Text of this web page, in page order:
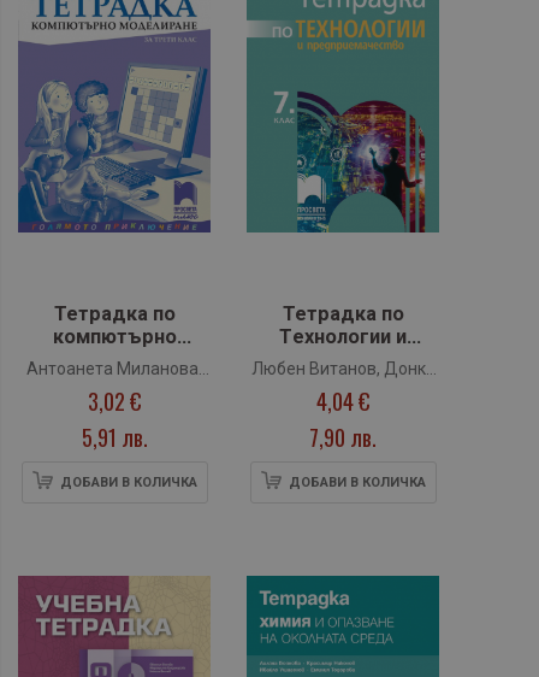
Тетрадка по
компютърно
моделиране за 3.
приключение
(Просвета Плюс)
Антоанета Миланова,
Вера Георгиева,
Величка Дафчева
3,02 €
5,91 лв.
ДОБАВИ В КОЛИЧКА
Тетрадка по
Tехнологии и
предприемачествo
за 7. клас +
комплект
материали
(Просвета)
Любен Витанов, Донка
Куманова-Ларде,
Радка Йорданова
4,04 €
7,90 лв.
ДОБАВИ В КОЛИЧКА